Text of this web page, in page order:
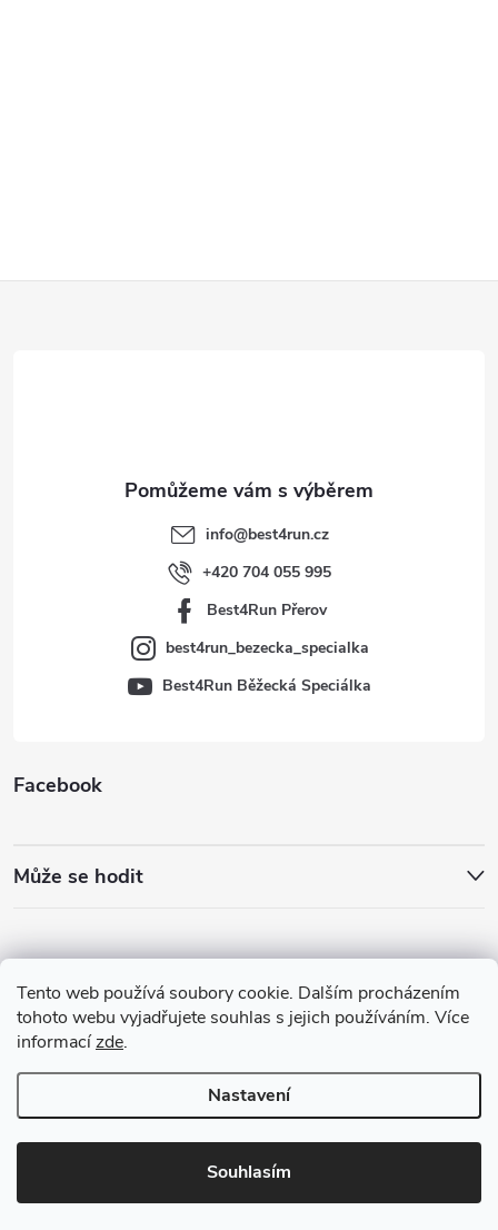
Tento web používá soubory cookie. Dalším procházením
tohoto webu vyjadřujete souhlas s jejich používáním. Více
informacízde.
Nastavení
Souhlasím
Facebook
Může se hodit
info@best4run.cz
+420 704 055 995
Best4Run Přerov
best4run_bezecka_specialka
Best4Run Běžecká Speciálka
Copyright 2026Best4Run Běžecká speciálka. Všechna práva vyhrazena.